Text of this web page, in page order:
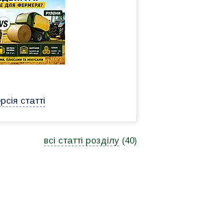
статті
всі статті розділу 40